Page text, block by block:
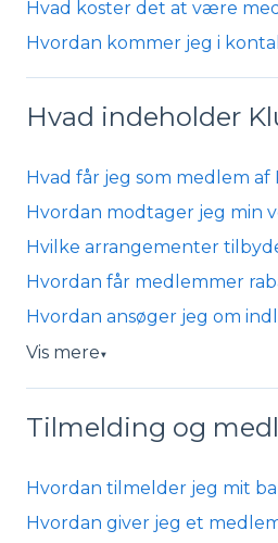
Hvad koster det at være
Hvordan kommer jeg i
Hvad indeholder
Hvad får jeg som medlem af
Hvordan modtager jeg min
Hvilke arrangementer
Hvordan får medlemmer
Hvordan ansøger jeg om
Vis mere▼
Tilmelding og
Hvordan tilmelder jeg mit
Hvordan giver jeg et